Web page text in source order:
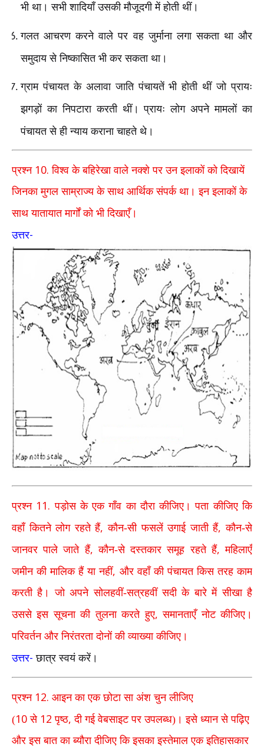
भी था। सभी शादियाँ उसकी मौजूदगी में होती थीं।
गलत आचरण करने वाले पर वह जुर्माना लगा सकता था और
समुदाय से निष्कासित भी कर सकता था।
ग्राम पंचायत के अलावा जाति पंचायतें भी होती थीं जो प्रायः
झगड़ों का निपटारा करती थीं। प्रायः लोग अपने मामलों का
पंचायत से ही न्याय कराना चाहते थे।
प्रश्न 10.विश्व के बहिरेखा वाले नक्शे पर उन इलाकों को दिखायें
जिनका मुगल साम्राज्य के साथ आर्थिक संपर्क था। इन इलाकों के
साथ यातायात मार्गों को भी दिखाएँ।
उत्तर-
प्रश्न 11.पड़ोस के एक गाँव का दौरा कीजिए। पता कीजिए कि
वहाँ कितने लोग रहते हैं,कौन-सी फसलें उगाई जाती हैं,कौन-से
जानवर पाले जाते हैं,कौन-से दस्तकार समूह रहते हैं,महिलाएँ
जमीन की मालिक हैं या नहीं, और वहाँ की पंचायत किस तरह काम
करती है। जो अपने सोलहवीं-सत्रहवीं सदी के बारे में सीखा है
उससे इस सूचना की तुलना करते हुए,समानताएँ नोट कीजिए।
परिवर्तन और निरंतरता दोनों की व्याख्या कीजिए।
उत्तर- छात्र स्वयं करें।
प्रश्न 12. आइन का एक छोटा सा अंश चुन लीजिए
(10से 12पृष्ठ,दी गई वेबसाइट पर उपलब्ध)। इसे ध्यान से पढ़िए
और इस बात का ब्यौरा दीजिए कि इसका इस्तेमाल एक इतिहासकार